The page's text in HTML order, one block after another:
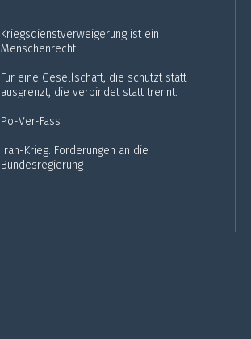
Kriegsdienstverweigerung ist ein
Menschenrecht
Für eine Gesellschaft, die schützt statt
ausgrenzt, die verbindet statt trennt.
Po-Ver-Fass
Iran-Krieg: Forderungen an die
Bundesregierung